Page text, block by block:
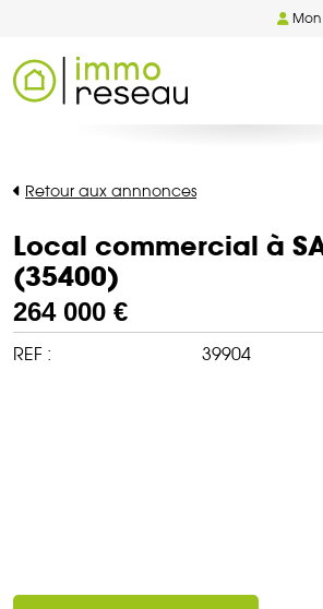
Retour aux annnonces
Local commercial à
(35400)
264 000 €
REF : 39904